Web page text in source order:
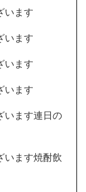
います
います
います
います
います連日の
います焼酎飲